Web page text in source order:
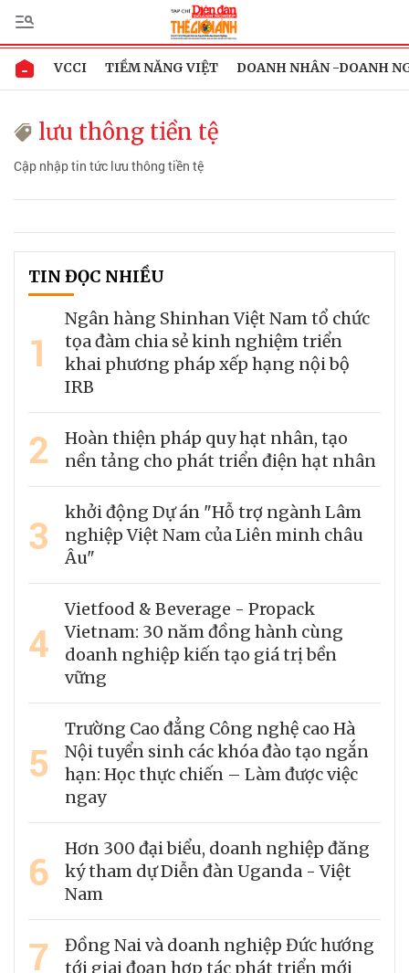
VCCI TIỀM NĂNG VIỆT DOANH NHÂN -DOANH
lưu thông tiền tệ
Cập nhập tin tức lưu thông tiền tệ
TIN ĐỌC NHIỀU
1
Ngân hàng Shinhan Việt Nam tổ chức
tọa đàm chia sẻ kinh nghiệm triển
khai phương pháp xếp hạng nội bộ
IRB
2
Hoàn thiện pháp quy hạt nhân, tạo
nền tảng cho phát triển điện hạt nhân
3
khởi động Dự án "Hỗ trợ ngành Lâm
nghiệp Việt Nam của Liên minh châu
Âu"
4
Vietfood & Beverage - Propack
Vietnam: 30 năm đồng hành cùng
doanh nghiệp kiến tạo giá trị bền
vững
5
Trường Cao đẳng Công nghệ cao Hà
Nội tuyển sinh các khóa đào tạo ngắn
hạn: Học thực chiến – Làm được việc
ngay
6
Hơn 300 đại biểu, doanh nghiệp đăng
ký tham dự Diễn đàn Uganda - Việt
Nam
7
Đồng Nai và doanh nghiệp Đức hướng
tới giai đoạn hợp tác phát triển mới